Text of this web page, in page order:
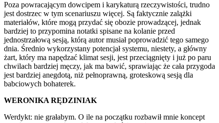
Poza powracającym dowcipem i karykaturą rzeczywistości, trudno
jest dostrzec w tym scenariuszu więcej. Są faktycznie zalążki
materiałów, które mogą przydać się obozie prowadzącej, jednak
bardziej to przypomina notatki spisane na kolanie przed
jednostrzałową sesją, którą autor musiał poprowadzić tego samego
dnia. Średnio wykorzystany potencjał systemu, niestety, a główny
żart, który ma napędzać klimat sesji, jest przeciągnięty i już po paru
chwilach bardziej męczy, jak ma bawić, sprawiając że cała przygoda
jest bardziej anegdotą, niż pełnoprawną, groteskową sesją dla
babciowych bohaterek.
WERONIKA RĘDZINIAK
Werdykt: nie grałabym. O ile na początku rozbawił mnie koncept